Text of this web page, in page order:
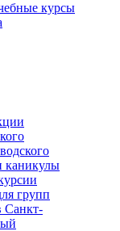
курсы
каникулы
групп
Санкт-